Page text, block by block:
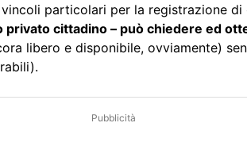
particolari per la registrazione
privato cittadino – può chiedere ed
libero e disponibile, ovviamente)
Pubblicità